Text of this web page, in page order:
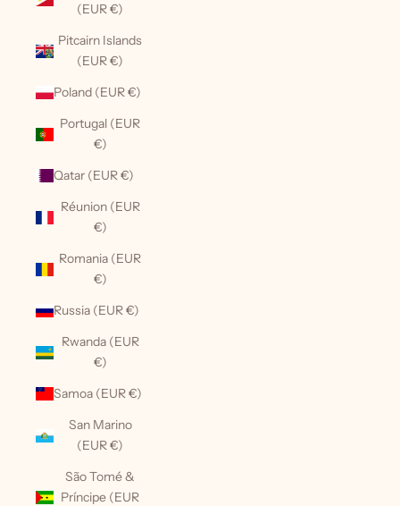
(EUR €)
Pitcairn Islands
(EUR €)
Poland (EUR €)
Portugal (EUR
€)
Qatar (EUR €)
Réunion (EUR
€)
Romania (EUR
€)
Russia (EUR €)
Rwanda (EUR
€)
Samoa (EUR €)
San Marino
(EUR €)
São Tomé &
Príncipe (EUR